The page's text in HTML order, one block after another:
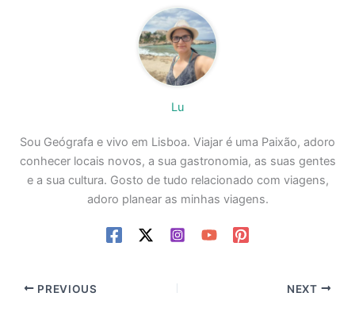
Lu
Sou Geógrafa e vivo em Lisboa. Viajar é uma Paixão, adoro
conhecer locais novos, a sua gastronomia, as suas gentes
e a sua cultura. Gosto de tudo relacionado com viagens,
adoro planear as minhas viagens.
PREVIOUS NEXT